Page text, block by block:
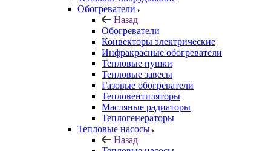
Обогреватели
Назад
Обогреватели
Конвекторы электрические
Инфракрасные обогреватели
Тепловые пушки
Тепловые завесы
Газовые обогреватели
Тепловентиляторы
Масляные радиаторы
Теплогенераторы
Тепловые насосы
Назад